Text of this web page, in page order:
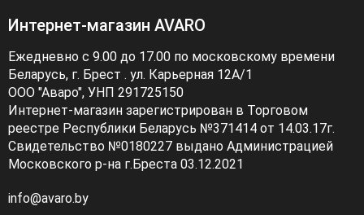
Интернет-магазин AVARO
Ежедневно с 9.00 до 17.00 по московскому времени
Беларусь, г. Брест . ул. Карьерная 12А/1
ООО "Аваро", УНП 291725150
Интернет-магазин зарегистрирован в Торговом
реестре Республики Беларусь №371414 от 14.03.17г.
Свидетельство №0180227 выдано Администрацией
Московского р-на г.Бреста 03.12.2021
info@avaro.by